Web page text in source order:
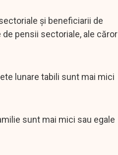
și beneficiarii de
pensii sectoriale, ale căror
lunare tabili sunt mai mici
sunt mai mici sau egale